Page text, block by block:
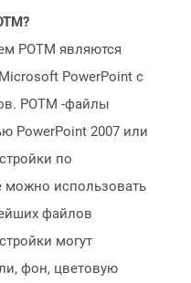
POTM являются
PowerPoint с
POTM -файлы
PowerPoint 2007 или
по
использовать
файлов
могут
фон, цветовую